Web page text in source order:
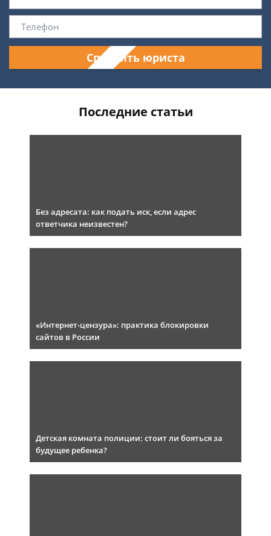
Спросить юриста
Последние статьи
Без адресата: как подать иск, если адрес
ответчика неизвестен?
«Интернет-цензура»: практика блокировки
сайтов в России
Детская комната полиции: стоит ли бояться за
будущее ребенка?